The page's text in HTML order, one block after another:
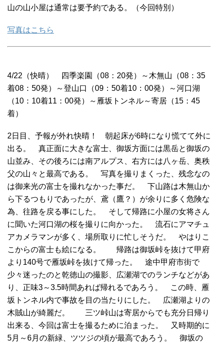
山の山小屋は通常は要予約である。（今回特別）
写真はこちら
4/22（快晴） 四季楽園（08：20発）～木無山（08：35
着08：50発）～登山口（09：50着10：00発）～河口湖
（10：10着11：00発）～雁坂トンネル～寄居（15：45
着）
2日目、予報が外れ快晴！ 朝起床が6時になり慌てて外に
出る。 真正面に大きな富士、御坂方面には黒岳と御坂の
山並み、その後ろには南アルプス、右方には八ヶ岳、奥秩
父の山々と最高である。 写真を撮りまくった、残念なの
は御来光の富士を撮れなかった事だ。 下山路は木無山か
ら下るつもりであったが、鳶（鷹？）が余りに多く危険な
為、往路を戻る事にした。 そして帰路に小屋の女将さん
に聞いた河口湖の桜を撮りに向かった。 流石にアマチュ
アカメラマンが多く、場所取りに忙しそうだ。 やはりこ
こからの富士も絵になる。 帰路は御坂峠を抜けて甲府
より140号で雁坂峠を抜けて帰った。 途中甲府市街で
少々迷ったのと乾徳山の撮影、広瀬湖でのランチなどがあ
り、正味3～3.5時間あれば帰れるであろう。 この時、雁
坂トンネル内で事故を目の当たりにした。 広瀬湖よりの
木賊山が綺麗だ。 三ツ峠山は寄居からでも充分日帰り
出来る、今回は富士を撮るために泊まった。 又時期的に
5月～6月の新緑、ツツジの頃が最高であろう。 御坂の